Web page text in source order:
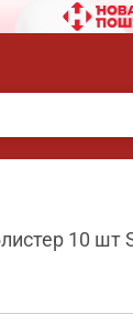
10 шт